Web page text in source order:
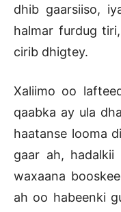
dhib gaarsiiso,
halmar furdug
cirib dhigtey.
Xaliimo oo
qaabka ay ula
haatanse looma
gaar ah, hadalkii
waxaana
ah oo habeenki